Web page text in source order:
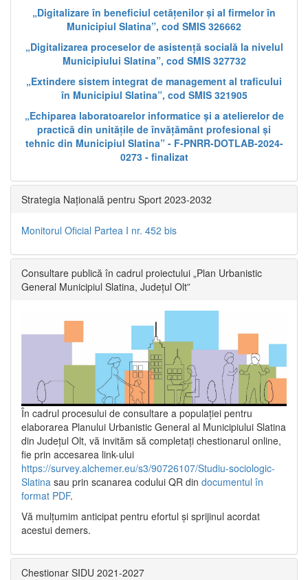
„Digitalizare în beneficiul cetățenilor și al firmelor în
Municipiul Slatina”, cod SMIS 326662
„Digitalizarea proceselor de asistență socială la nivelul
Municipiului Slatina”, cod SMIS 327732
„Extindere sistem integrat de management al traficului
în Municipiul Slatina”, cod SMIS 321905
„Echiparea laboratoarelor informatice și a atelierelor de
practică din unitățile de învățământ profesional și
tehnic din Municipiul Slatina” - F-PNRR-DOTLAB-2024-
0273 - finalizat
Strategia Națională pentru Sport 2023-2032
Monitorul Oficial Partea I nr. 452 bis
Consultare publică în cadrul proiectului „Plan Urbanistic
General Municipiul Slatina, Județul Olt”
În cadrul procesului de consultare a populaţiei pentru
elaborarea Planului Urbanistic General al Municipiului Slatina
din Județul Olt, vă invităm să completați chestionarul online,
fie prin accesarea link-ului
https://survey.alchemer.eu/s3/90726107/Studiu-sociologic-
Slatina sau prin scanarea codului QR din documentul în
format PDF.
Vă mulţumim anticipat pentru efortul şi sprijinul acordat
acestui demers.
Chestionar SIDU 2021-2027